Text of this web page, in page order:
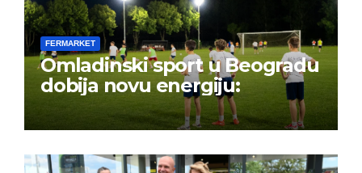
FERMARKET
Omladinski sport u Beogradu
dobija novu energiju: